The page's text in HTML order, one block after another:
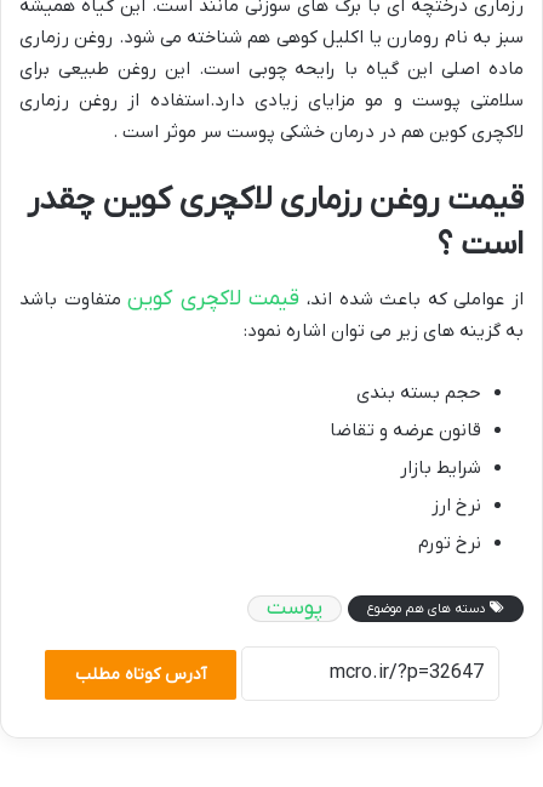
رزماری درختچه ای با برگ های سوزنی مانند است. این گیاه همیشه
سبز به نام رومارن یا اکلیل کوهی هم شناخته می شود. روغن رزماری
ماده اصلی این گیاه با رایحه چوبی است. این روغن طبیعی برای
سلامتی پوست و مو مزایای زیادی دارد.استفاده از روغن رزماری
لاکچری کوین هم در درمان خشکی پوست سر موثر است .
قیمت روغن رزماری لاکچری کوین چقدر
است ؟
از عواملی که باعث شده اند، قیمت لاکچری کوینمتفاوت باشد
به گزینه های زیر می توان اشاره نمود:
حجم بسته بندی
قانون عرضه و تقاضا
شرایط بازار
نرخ ارز
نرخ تورم
دسته های هم موضوع پوست
آدرس کوتاه مطلب